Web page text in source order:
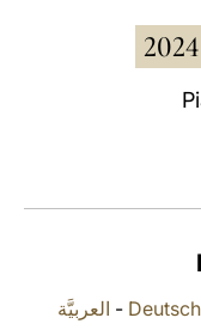
2024
العربيَّة - Deutsch